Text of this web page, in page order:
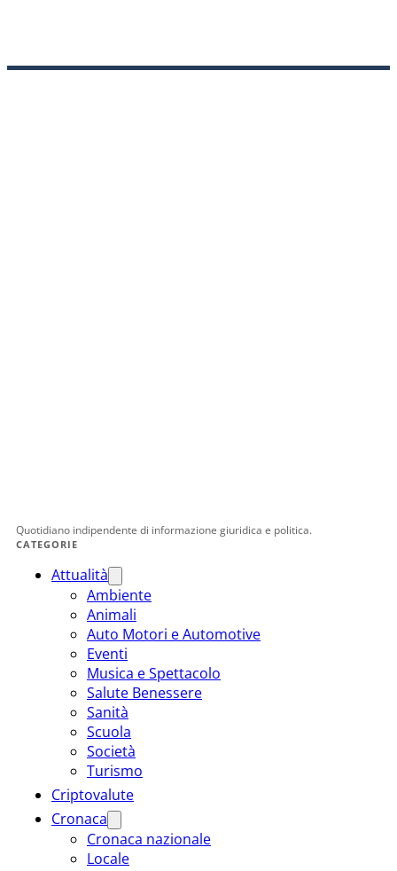
Quotidiano indipendente di informazione giuridica e politica.
CATEGORIE
Attualità
Ambiente
Animali
Auto Motori e Automotive
Eventi
Musica e Spettacolo
Salute Benessere
Sanità
Scuola
Società
Turismo
Criptovalute
Cronaca
Cronaca nazionale
Locale